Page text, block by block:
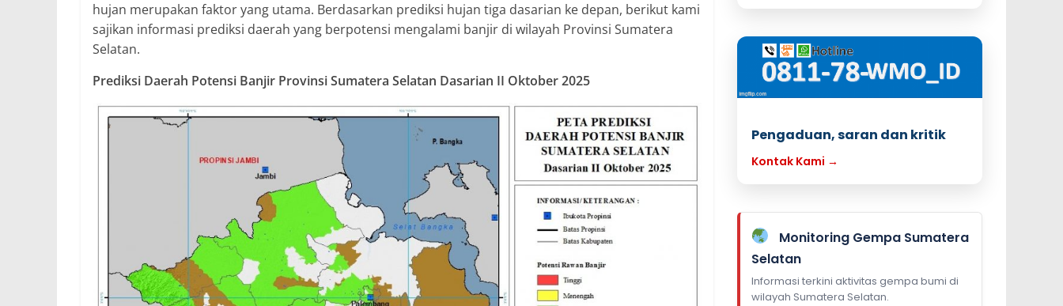
hujan merupakan faktor yang utama. Berdasarkan prediksi hujan tiga dasarian ke depan, berikut kami
sajikan informasi prediksi daerah yang berpotensi mengalami banjir di wilayah Provinsi Sumatera
Selatan.
Prediksi Daerah Potensi Banjir Provinsi Sumatera Selatan Dasarian II Oktober2025
Pengaduan, saran dan kritik
Kontak Kami →
Monitoring Gempa Sumatera
Selatan
Informasi terkini aktivitas gempa bumi di
wilayah Sumatera Selatan.